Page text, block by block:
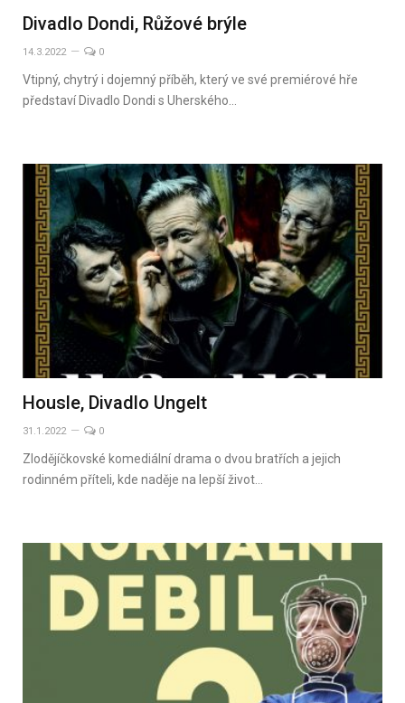
Divadlo Dondi, Růžové brýle
14.3.2022 0
Vtipný, chytrý i dojemný příběh, který ve své premiérové hře
představí Divadlo Dondi s Uherského…
Housle, Divadlo Ungelt
31.1.2022 0
Zlodějíčkovské komediální drama o dvou bratřích a jejich
rodinném příteli, kde naděje na lepší život…